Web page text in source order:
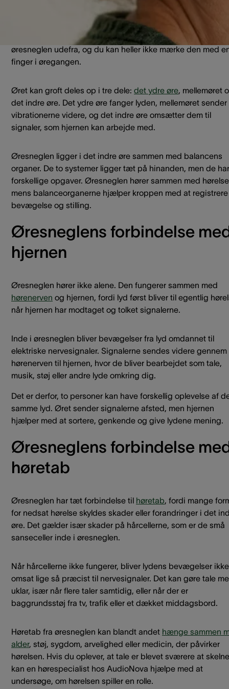
Øresneglen sidder i det indre øre, som ligger dybt inde bag
trommehinden og mellemøreknoglerne. Du kan derfor ikke
øresneglen udefra, og du kan heller ikke mærke den med
finger i øregangen.
Øret kan groft deles op i tre dele: det ydre øre, mellemøret
det indre øre. Det ydre øre fanger lyden, mellemøret sender
vibrationerne videre, og det indre øre omsætter dem til
signaler, som hjernen kan arbejde med.
Øresneglen ligger i det indre øre sammen med balancens
organer. De to systemer ligger tæt på hinanden, men de har
forskellige opgaver. Øresneglen hører sammen med
mens balanceorganerne hjælper kroppen med at registrere
bevægelse og stilling.
Øresneglens forbindelse
hjernen
Øresneglen hører ikke alene. Den fungerer sammen med
hørenerven og hjernen, fordi lyd først bliver til egentlig
når hjernen har modtaget og tolket signalerne.
Inde i øresneglen bliver bevægelser fra lyd omdannet til
elektriske nervesignaler. Signalerne sendes videre gennem
hørenerven til hjernen, hvor de bliver bearbejdet som tale,
musik, støj eller andre lyde omkring dig.
Det er derfor, to personer kan have forskellig oplevelse af
samme lyd. Øret sender signalerne afsted, men hjernen
hjælper med at sortere, genkende og give lydene mening.
Øresneglens forbindelse
høretab
Øresneglen har tæt forbindelse til høretab, fordi mange
for nedsat hørelse skyldes skader eller forandringer i det
øre. Det gælder især skader på hårcellerne, som er de små
sanseceller inde i øresneglen.
Når hårcellerne ikke fungerer, bliver lydens bevægelser ikke
omsat lige så præcist til nervesignaler. Det kan gøre tale
uklar, især når flere taler samtidig, eller når der er
baggrundsstøj fra tv, trafik eller et dækket middagsbord.
Høretab fra øresneglen kan blandt andet hænge sammen
alder, støj, sygdom, arvelighed eller medicin, der påvirker
hørelsen. Hvis du oplever, at tale er blevet sværere at
kan en hørespecialist hos AudioNova hjælpe med at
undersøge, om hørelsen spiller en rolle.